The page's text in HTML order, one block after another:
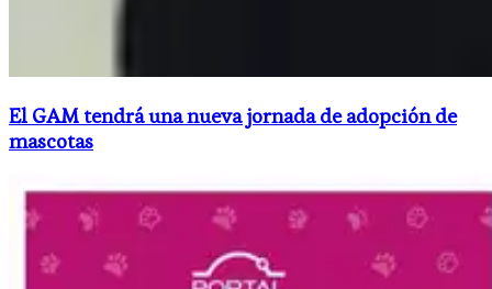
El GAM tendrá una nueva jornada de adopción de
mascotas